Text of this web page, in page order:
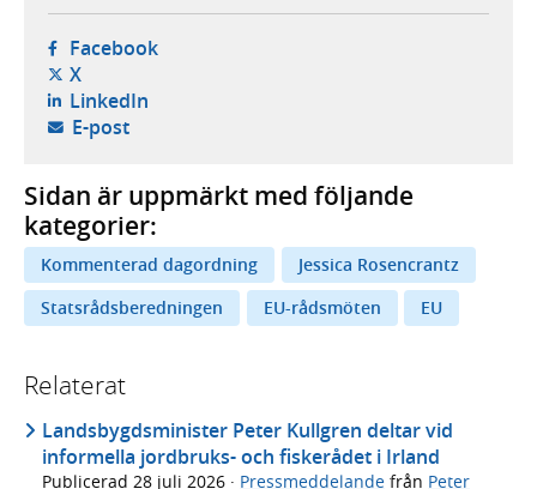
Facebook- öppnas i ny flik, extern webbplats,
X- öppnas i ny flik, extern webbplats,
LinkedIn- öppnas i ny flik, extern webbplats,
E-post- öppnar din e-postklient,
Sidan är uppmärkt med följande
kategorier:
Kommenterad dagordning
Jessica Rosencrantz
Statsrådsberedningen
EU-rådsmöten EU
Relaterat
Landsbygdsminister Peter Kullgren deltar vid
informella jordbruks- och fiskerådet i Irland
Publicerad 28 juli 2026 · Pressmeddelande från Peter